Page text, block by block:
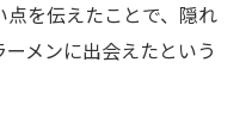
を伝えたことで、隠れ
メンに出会えたという